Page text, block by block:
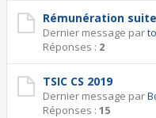
Rémunération
Dernier message par
Réponses : 2
TSIC CS 2019
Dernier message par
Réponses : 15